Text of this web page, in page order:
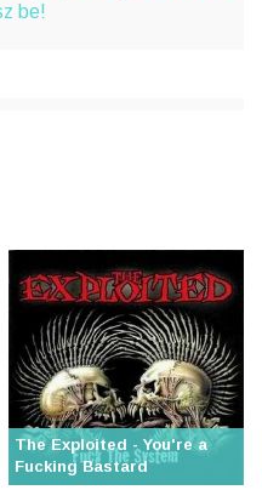
be!
The Exploited - You're a
Fucking Bastard